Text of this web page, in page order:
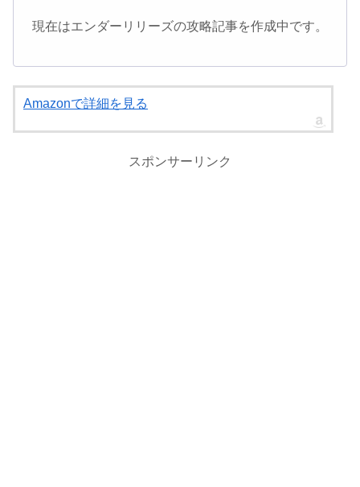
現在はエンダーリリーズの攻略記事を作成中です。
Amazonで詳細を見る
スポンサーリンク